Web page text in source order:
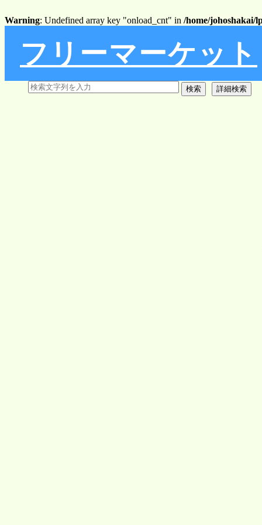
Warning: Undefined array key "onload_cnt" in /home/johoshakai/
フリーマーケット